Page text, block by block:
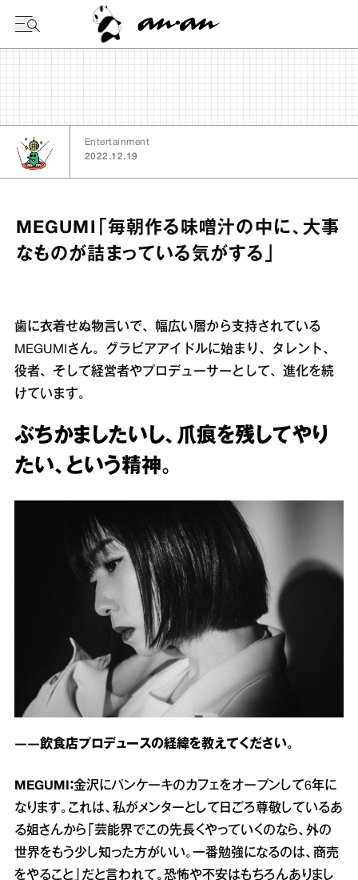
Entertainment
2022.12.19
MEGUMI「毎朝作る味噌汁の中に、大事
なものが詰まっている気がする」
歯に衣着せぬ物言いで、幅広い層から支持されている
MEGUMIさん。グラビアアイドルに始まり、タレント、
役者、そして経営者やプロデューサーとして、進化を続
けています。
ぶちかましたいし、爪痕を残してやり
たい、という精神。
――飲食店プロデュースの経緯を教えてください。
MEGUMI：金沢にパンケーキのカフェをオープンして6年に
なります。これは、私がメンターとして日ごろ尊敬しているあ
る姐さんから「芸能界でこの先長くやっていくのなら、外の
世界をもう少し知った方がいい。一番勉強になるのは、商売
をやること」だと言われて。恐怖や不安はもちろんありまし